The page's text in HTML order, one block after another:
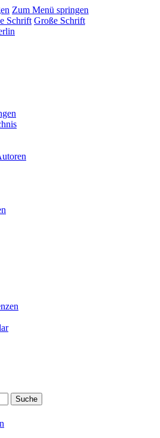
Zum Menü springen
Schrift Große Schrift
Suche